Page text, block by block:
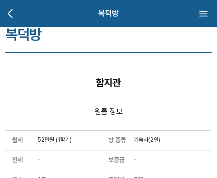
복덕방
복덕방
함지관
원룸 정보
월세 52만원 (1학기) 방 종류 기숙사(2인)
전세 - 보증금 -